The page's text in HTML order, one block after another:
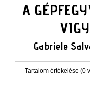
A
Gabriele
Tartalom értékelése (0